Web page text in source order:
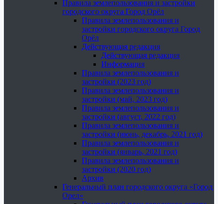
Правила землепользования и застройки
городского округа Город Орёл
Правила землепользования и
застройки городского округа Город
Орёл
Действующая редакция
Действующая редакция
Информация
Правила землепользования и
застройки (2023 год)
Правила землепользования и
застройки (май, 2023 год)
Правила землепользования и
застройки (август, 2022 год)
Правила землепользования и
застройки (июнь, декабрь, 2021 год)
Правила землепользования и
застройки (январь, 2021 год)
Правила землепользования и
застройки (2020 год)
Архив
Генеральный план городского округа «Город
Орел»